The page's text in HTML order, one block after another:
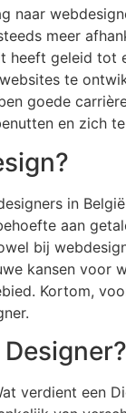
naar
meer
heeft geleid tot
te
goede
en zich
in
aan
bij
kansen voor
Kortom,
verdient een